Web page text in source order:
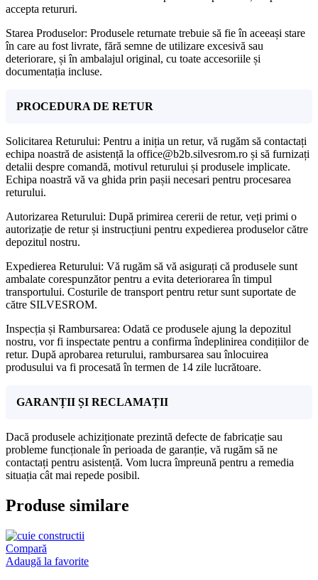
accepta retururi.
Starea Produselor: Produsele returnate trebuie să fie în aceeași stare
în care au fost livrate, fără semne de utilizare excesivă sau
deteriorare, și în ambalajul original, cu toate accesoriile și
documentația incluse.
PROCEDURA DE RETUR
Solicitarea Returului: Pentru a iniția un retur, vă rugăm să contactați
echipa noastră de asistență la office@b2b.silvesrom.ro și să furnizați
detalii despre comandă, motivul returului și produsele implicate.
Echipa noastră vă va ghida prin pașii necesari pentru procesarea
returului.
Autorizarea Returului: După primirea cererii de retur, veți primi o
autorizație de retur și instrucțiuni pentru expedierea produselor către
depozitul nostru.
Expedierea Returului: Vă rugăm să vă asigurați că produsele sunt
ambalate corespunzător pentru a evita deteriorarea în timpul
transportului. Costurile de transport pentru retur sunt suportate de
către SILVESROM.
Inspecția și Rambursarea: Odată ce produsele ajung la depozitul
nostru, vor fi inspectate pentru a confirma îndeplinirea condițiilor de
retur. După aprobarea returului, rambursarea sau înlocuirea
produsului va fi procesată în termen de 14 zile lucrătoare.
GARANȚII ȘI RECLAMAȚII
Dacă produsele achiziționate prezintă defecte de fabricație sau
probleme funcționale în perioada de garanție, vă rugăm să ne
contactați pentru asistență. Vom lucra împreună pentru a remedia
situația cât mai repede posibil.
Produse similare
Compară
Adaugă la favorite